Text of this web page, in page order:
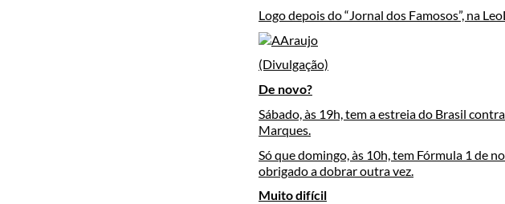
Logo depois do “Jornal dos Famosos”, na
(Divulgação)
De novo?
Sábado, às 19h, tem a estreia do Brasil
Marques.
Só que domingo, às 10h, tem Fórmula 1 de
obrigado a dobrar outra vez.
Muito difícil